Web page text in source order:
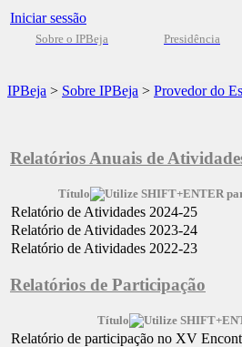
Iniciar sessão
Sobre o IPBeja Presidência
IPBeja > Sobre IPBeja > Provedor do
Relatórios Anuais de
Título
Relatório de Atividades 2024-25
Relatório de Atividades 2023-24
Relatório de Atividades 2022-23
Relatórios de Participação
Título
Relatório de participação no XV